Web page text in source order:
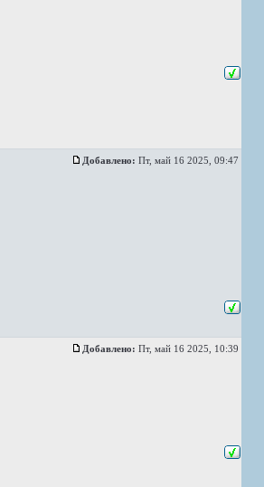
Добавлено: Пт, май 16 2025, 09:47
Добавлено: Пт, май 16 2025, 10:39